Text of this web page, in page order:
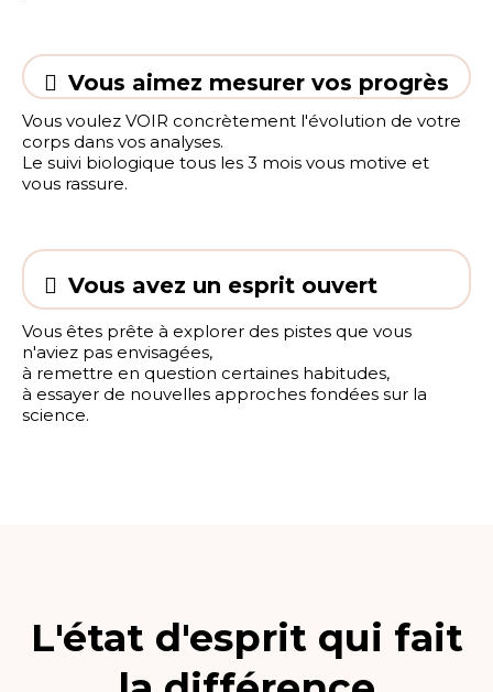
Vous aimez mesurer vos progrès
Vous voulez VOIR concrètement l'évolution de votre
corps dans vos analyses.
Le suivi biologique tous les 3 mois vous motive et
vous rassure.
Vous avez un esprit ouvert
Vous êtes prête à explorer des pistes que vous
n'aviez pas envisagées,
à remettre en question certaines habitudes,
à essayer de nouvelles approches fondées sur la
science.
L'état d'esprit qui fait